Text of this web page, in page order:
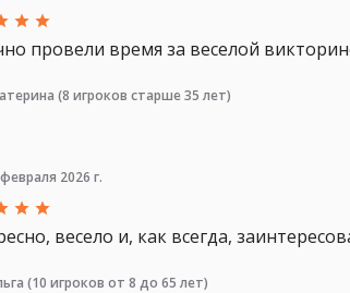
провели время за веселой
(8 игроков старше 35 лет)
2026 г.
весело и, как всегда,
(10 игроков от 8 до 65 лет)